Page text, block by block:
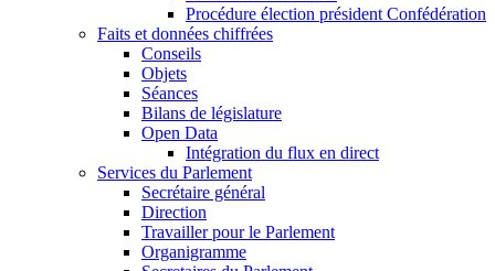
Procédure élection président Confédération
Faits et données chiffrées
Conseils
Objets
Séances
Bilans de législature
Open Data
Intégration du flux en direct
Services du Parlement
Secrétaire général
Direction
Travailler pour le Parlement
Organigramme